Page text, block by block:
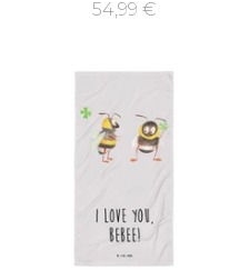
54,99 €